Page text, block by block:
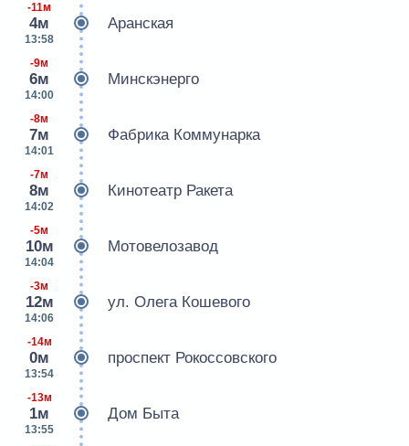
-11м
4м
13:58
Аранская
-9м
6м
14:00
Минскэнерго
-8м
7м
14:01
Фабрика Коммунарка
-7м
8м
14:02
Кинотеатр Ракета
-5м
10м
14:04
Мотовелозавод
-3м
12м
14:06
ул. Олега Кошевого
-14м
0м
13:54
проспект Рокоссовского
-13м
1м
13:55
Дом Быта